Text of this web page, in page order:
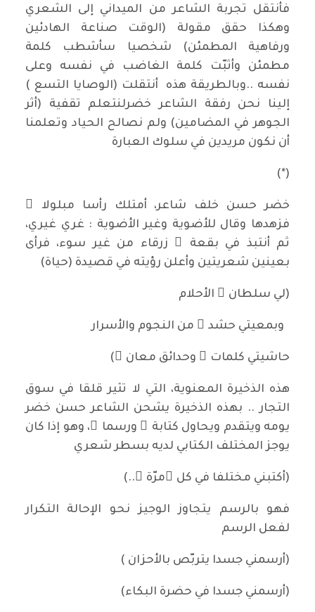
فأنتقل تجربة الشاعر من الميداني إلى الشعري
وهكذا حقق مقولة (الوقت صناعة الهادئين
ورفاهية المطمئن) شخصيا سأشطب كلمة
مطمئن وأثبّت كلمة الغاضب في نفسه وعلى
نفسه ..وبالطريقة هذه أنتقلت (الوصايا التسع )
إلينا نحن رفقة الشاعر خضرلنتعلم تقفية (أثر
الجوهر في المضامين) ولم نصالح الحياد وتعلمنا
أن نكون مريدين في سلوك العبارة
(*)
خضر حسن خلف شاعر، أمتلك رأسا مبلولا ً
فزهدها وقال للأضوية وغير الأضوية : غري غيري،
ثم أنتبذ في بقعة ٍ زرقاء من غير سوء، فرأى
بعينين شعريتين وأعلن رؤيته في قصيدة (حياة)
(لي سلطان ُ الأحلام
وبمعيتي حشد ٌ من النجوم والأسرار
حاشيتي كلمات ٌ وحدائق معان ٍ)
هذه الذخيرة المعنوية، التي لا تثير قلقا في سوق
التجار .. بهذه الذخيرة يشحن الشاعر حسن خضر
يومه ويتقدم ويحاول كتابة ً ورسما ً، وهو إذا كان
يوجز المختلف الكتابي لديه بسطر شعري
(أكتبني مختلفا في كل ّمرّة ٍ..)
فهو بالرسم يتجاوز الوجيز نحو الإحالة التكرار
لفعل الرسم
(أرسمني جسدا يتربّص بالأحزان )
(أرسمني جسدا في حضرة البكاء)